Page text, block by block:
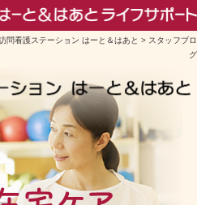
問看護ステーション はーと＆はあと > スタッフブロ
グ